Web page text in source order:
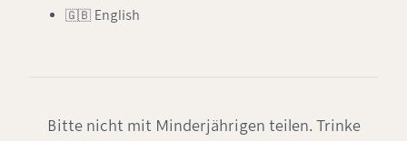
🇬🇧 English
Bitte nicht mit Minderjährigen teilen. Trinke